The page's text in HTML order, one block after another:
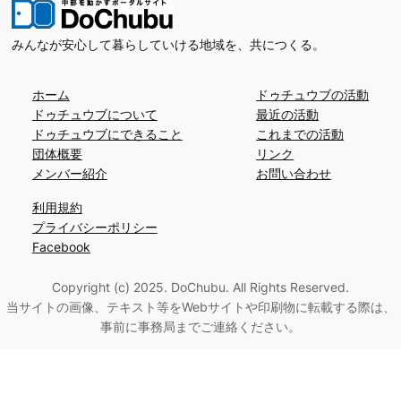
みんなが安心して暮らしていける地域を、共につくる。
ホーム
ドゥチュウブについて
ドゥチュウブにできること
団体概要
メンバー紹介
ドゥチュウブの活動
最近の活動
これまでの活動
リンク
お問い合わせ
利用規約
プライバシーポリシー
Facebook
Copyright (c) 2025. DoChubu. All Rights Reserved.
当サイトの画像、テキスト等をWebサイトや印刷物に転載する際は、
事前に事務局までご連絡ください。